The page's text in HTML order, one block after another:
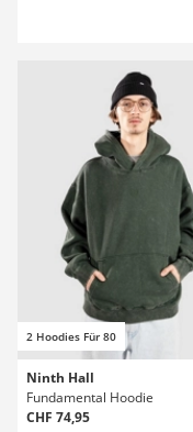
2 Hoodies Für 80
Ninth Hall
Fundamental Hoodie
CHF 74,95